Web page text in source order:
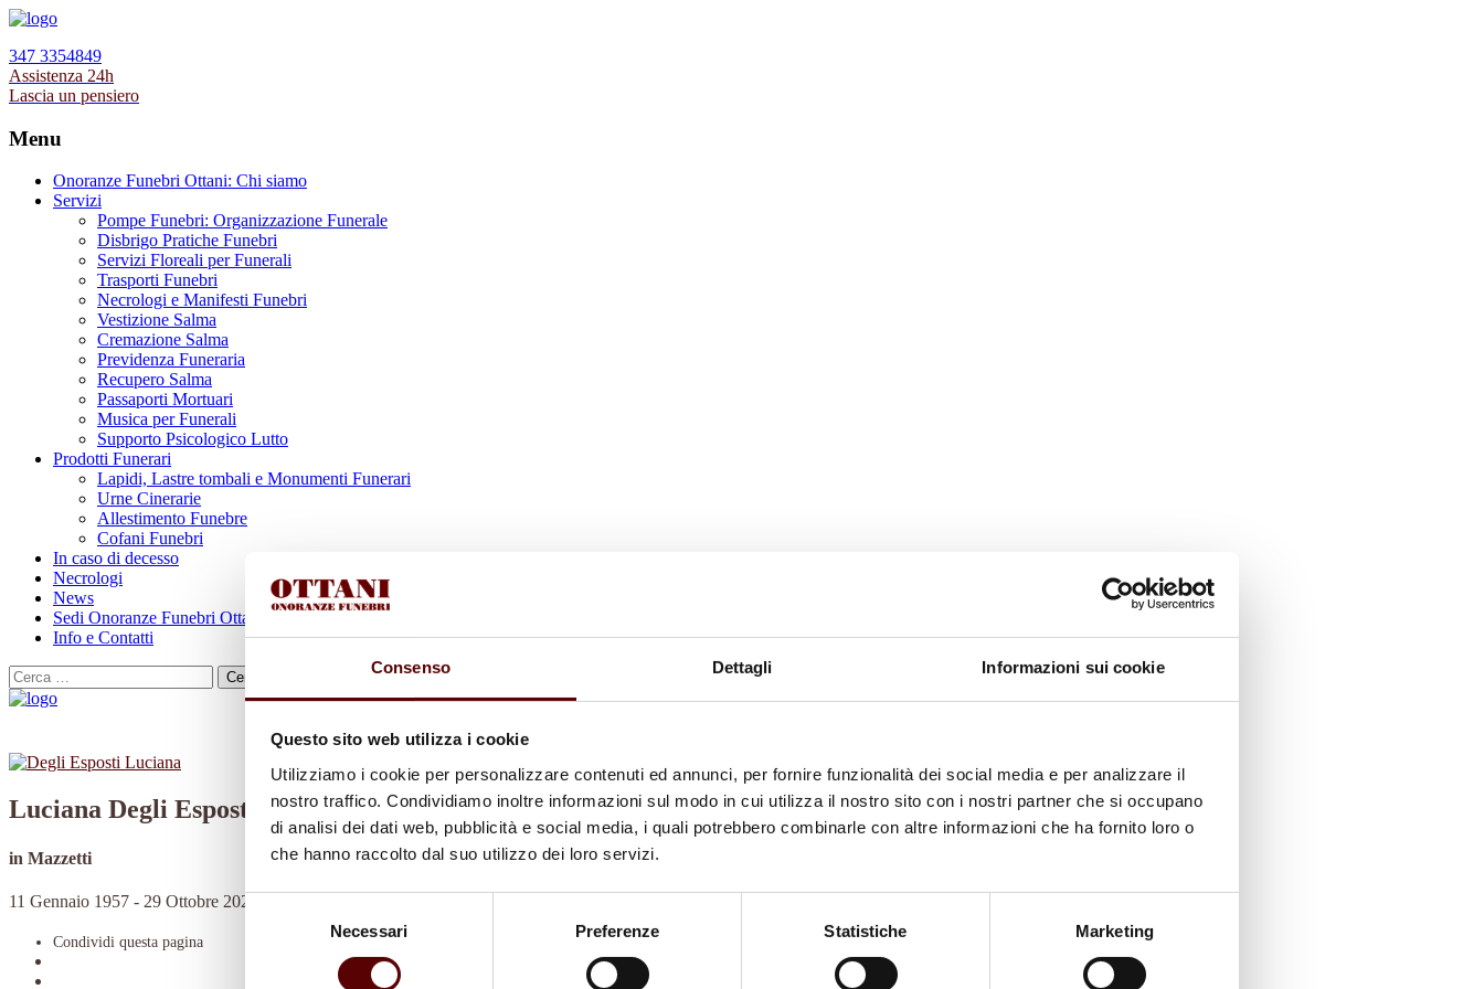
Consenso Dettagli Informazioni sui cookie
Questo sito web utilizza i cookie
Utilizziamo i cookie per personalizzare contenuti ed annunci, per fornire funzionalità dei social media e per analizzare il
nostro traffico. Condividiamo inoltre informazioni sul modo in cui utilizza il nostro sito con i nostri partner che si occupano
di analisi dei dati web, pubblicità e social media, i quali potrebbero combinarle con altre informazioni che ha fornito loro o
che hanno raccolto dal suo utilizzo dei loro servizi.
Selezione
Necessari Preferenze Statistiche Marketing
347 3354849
Assistenza 24h
Lascia un pensiero
Menu
Onoranze Funebri Ottani: Chi siamo
Servizi
Pompe Funebri: Organizzazione Funerale
Disbrigo Pratiche Funebri
Servizi Floreali per Funerali
Trasporti Funebri
Necrologi e Manifesti Funebri
Vestizione Salma
Cremazione Salma
Previdenza Funeraria
Recupero Salma
Passaporti Mortuari
Musica per Funerali
Supporto Psicologico Lutto
Prodotti Funerari
Lapidi, Lastre tombali e Monumenti Funerari
Urne Cinerarie
Allestimento Funebre
Cofani Funebri
In caso di decesso
Necrologi
News
Sedi Onoranze Funebri Ottani
Info e Contatti
Cerca
per:
Luciana Degli Esposti
in Mazzetti
11 Gennaio 1957 - 29 Ottobre 2023
Condividi questa pagina